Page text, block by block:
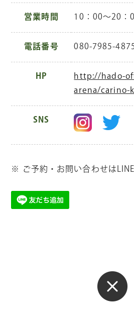
営業時間 10：00～20：
電話番号 080-7985-
HP
http://hado-
arena/carino-
SNS
※ ご予約・お問い合わせは